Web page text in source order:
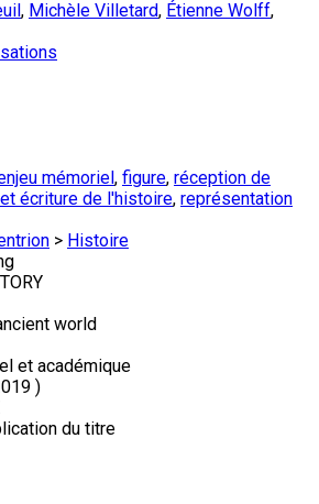
, Michèle Villetard, Étienne Wolff,
mémoriel , figure, réception de
écriture de l'histoire, représentation
> Histoire
world
et académique
)
du titre